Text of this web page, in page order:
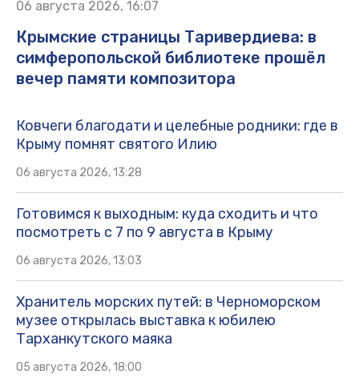
06 августа 2026, 16:07
Крымские страницы Таривердиева: в
симферопольской библиотеке прошёл
вечер памяти композитора
Ковчеги благодати и целебные родники: где в
Крыму помнят святого Илию
06 августа 2026, 13:28
Готовимся к выходным: куда сходить и что
посмотреть с 7 по 9 августа в Крыму
06 августа 2026, 13:03
Хранитель морских путей: в Черноморском
музее открылась выставка к юбилею
Тарханкутского маяка
05 августа 2026, 18:00